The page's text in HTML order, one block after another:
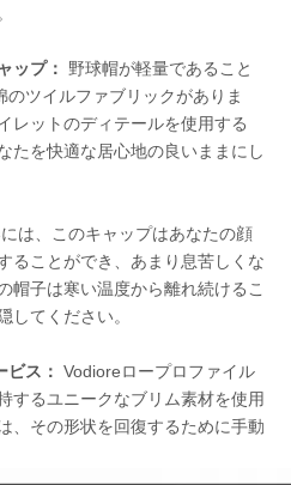
ップ：
野球帽が軽量であること
ツイルファブリックがありま
レットのディテールを使用する
たを快適な居心地の良いままにし
は、このキャップはあなたの顔
ることができ、あまり息苦しくな
帽子は寒い温度から離れ続けるこ
してください。
ビス： Vodioreロープロファイル
するユニークなブリム素材を使用
、その形状を回復するために手動